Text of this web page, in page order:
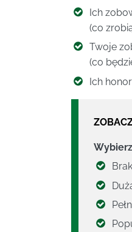
Ich
(co
Twoje
(co
Ich